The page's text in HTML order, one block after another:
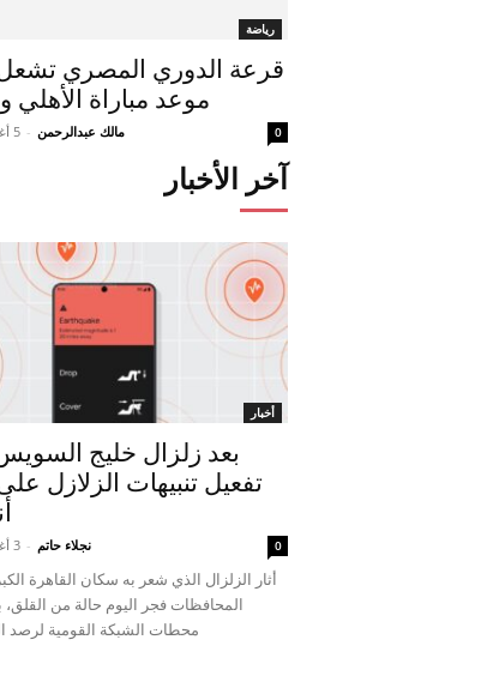
رياضة
قرعة الدوري المصري تشعل
موعد مباراة الأهلي
مالك عبدالرحمن - 5 أغسطس، 2026 0
آخر الأخبار
أخبار
بعد زلزال خليج
تفعيل تنبيهات الزلازل
نجلاء حاتم - 3 أغسطس، 2026 0
أثار الزلزال الذي شعر به سكان القاهرة
المحافظات فجر اليوم حالة من
محطات الشبكة القومية لرصد